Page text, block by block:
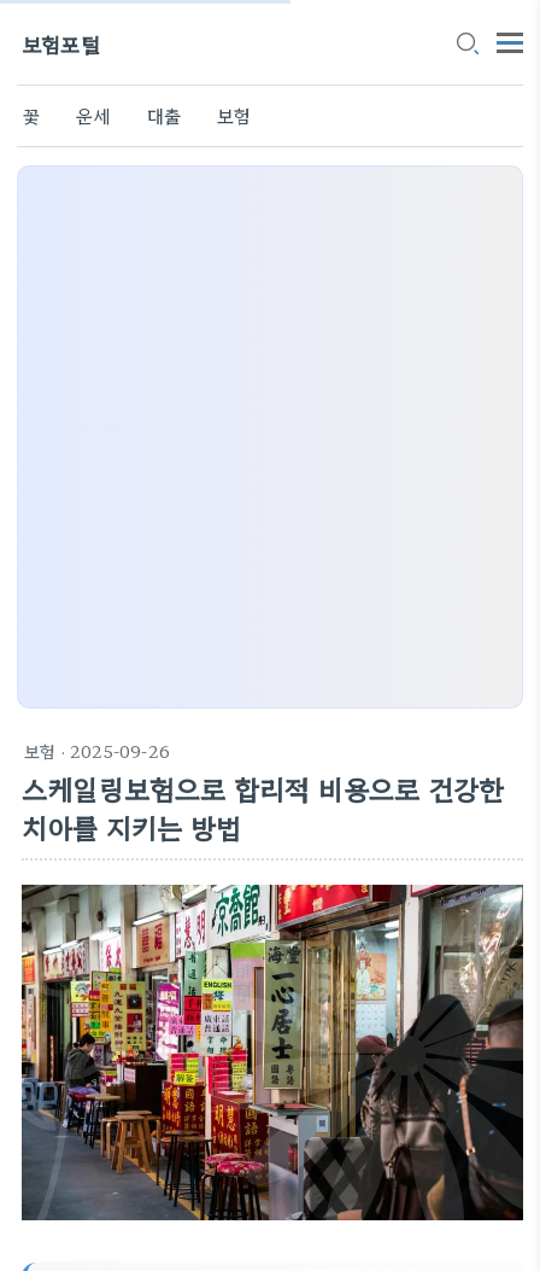
보험포털
꽃 운세 대출 보험
보험 · 2025-09-26
스케일링보험으로 합리적 비용으로 건강한
치아를 지키는 방법